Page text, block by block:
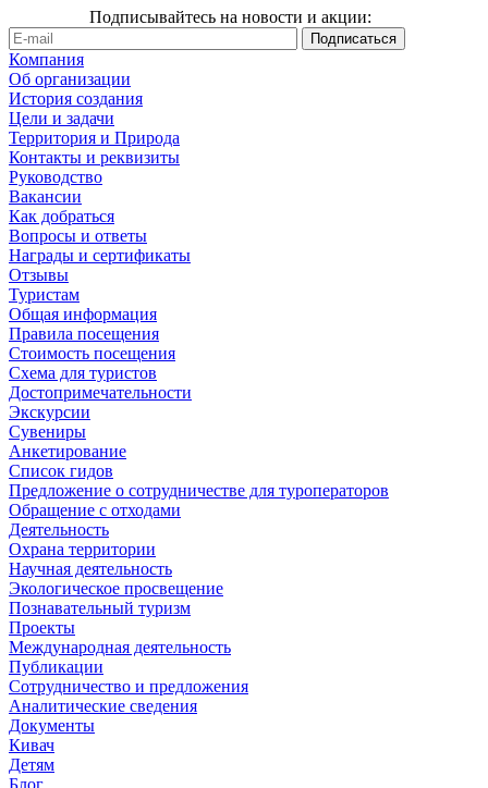
Подписывайтесь на новости и акции:
Компания
Об организации
История создания
Цели и задачи
Территория и Природа
Контакты и реквизиты
Руководство
Вакансии
Как добраться
Вопросы и ответы
Награды и сертификаты
Отзывы
Туристам
Общая информация
Правила посещения
Стоимость посещения
Схема для туристов
Достопримечательности
Экскурсии
Сувениры
Анкетирование
Список гидов
Предложение о сотрудничестве для туроператоров
Обращение с отходами
Деятельность
Охрана территории
Научная деятельность
Экологическое просвещение
Познавательный туризм
Проекты
Международная деятельность
Публикации
Сотрудничество и предложения
Аналитические сведения
Документы
Кивач
Детям
Блог